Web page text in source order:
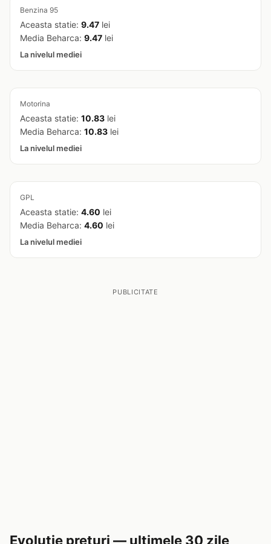
Benzina 95
Aceasta statie: 9.47 lei
Media Beharca: 9.47 lei
La nivelul mediei
Motorina
Aceasta statie: 10.83 lei
Media Beharca: 10.83 lei
La nivelul mediei
GPL
Aceasta statie: 4.60 lei
Media Beharca: 4.60 lei
La nivelul mediei
PUBLICITATE
Evolutie preturi — ultimele 30 zile